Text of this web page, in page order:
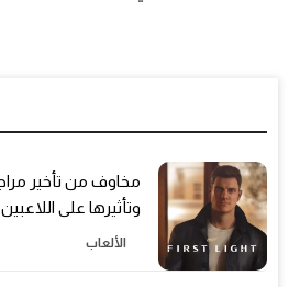
وتأثيرها على اللاعبين
الألعاب